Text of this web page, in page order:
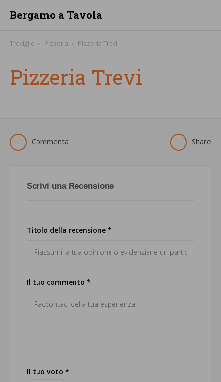
Bergamo a Tavola
Treviglio Pizzeria Pizzeria Trevi
Pizzeria Trevi
Commenta Share
Scrivi una Recensione
Titolo della recensione *
Il tuo commento *
Il tuo voto *